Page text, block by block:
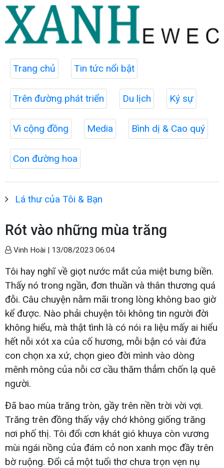
Trang chủ Tin tức nổi bật
Trên đường phát triển Du lịch Ký sự
Vì cộng đồng Media Bình dị & Cao quý
Con đường hoa
Lá thư của Tôi & Bạn
Rót vào những mùa trăng
Vinh Hoài | 13/08/2023 06:04
Tôi hay nghĩ về giọt nước mắt của miệt bưng biền.
Thấy nó trong ngần, đơn thuần và thân thương quá
đỗi. Câu chuyện nằm mãi trong lòng không bao giờ
kể được. Nào phải chuyện tôi không tin người đời
không hiểu, mà thật tình là có nói ra liệu mấy ai hiểu
hết nỗi xót xa của cố hương, mỗi bận có vài đứa
con chọn xa xứ, chọn gieo đời mình vào dòng
mênh mông của nỗi cơ cầu thăm thẳm chốn lạ quê
người.
Đã bao mùa trăng tròn, gầy trên nền trời vời vợi.
Trăng trên đồng thấy vậy chớ không giống trăng
nơi phố thị. Tôi đổi cơn khát gió khuya còn vương
mùi ngái nồng của đám cỏ non xanh mọc đầy trên
bờ ruộng. Đổi cả một tuổi thơ chưa trọn vẹn nụ